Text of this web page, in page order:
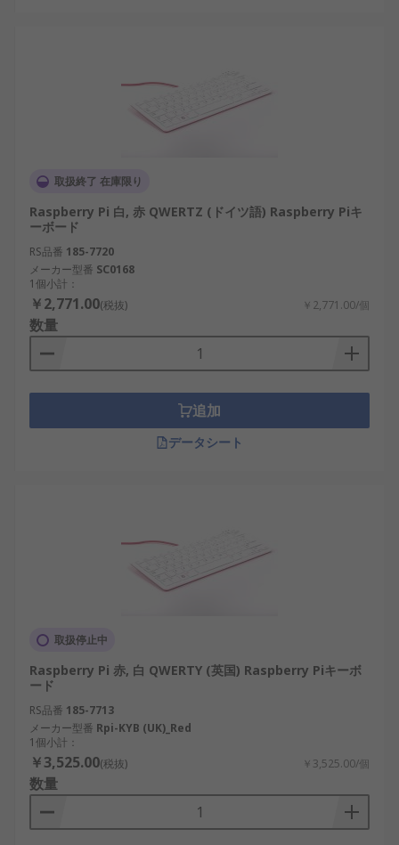
取扱終了 在庫限り
Raspberry Pi 白, 赤 QWERTZ (ドイツ語) Raspberry Piキ
ーボード
RS品番 185-7720
メーカー型番 SC0168
1個小計：
￥2,771.00(税抜) ￥2,771.00/個
数量
追加
データシート
取扱停止中
Raspberry Pi 赤, 白 QWERTY (英国) Raspberry Piキーボ
ード
RS品番 185-7713
メーカー型番 Rpi-KYB (UK)_Red
1個小計：
￥3,525.00(税抜) ￥3,525.00/個
数量